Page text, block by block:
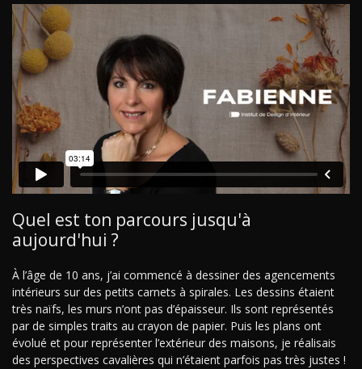
Quel est ton parcours jusqu'à
aujourd'hui ?
À l’âge de 10 ans, j’ai commencé à dessiner des agencements
intérieurs sur des petits carnets à spirales. Les dessins étaient
très naïfs, les murs n’ont pas d’épaisseur. Ils sont représentés
par de simples traits au crayon de papier. Puis les plans ont
évolué et pour représenter l’extérieur des maisons, je réalisais
des perspectives cavalières qui n’étaient parfois pas très justes !